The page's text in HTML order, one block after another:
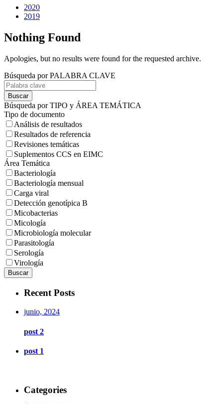
2020
2019
Nothing Found
Apologies, but no results were found for the requested archive.
Búsqueda por PALABRA CLAVE
Buscar
Búsqueda por TIPO y ÁREA TEMÁTICA
Tipo de documento
Análisis de resultados
Resultados de referencia
Revisiones temáticas
Suplementos CCS en EIMC
Área Temática
Bacteriología
Bacteriología mensual
Carga viral
Detección genotípica B
Micobacterias
Micología
Microbiología molecular
Parasitología
Serología
Virología
Buscar
Recent Posts
junio, 2024
post 2
post 1
Categories